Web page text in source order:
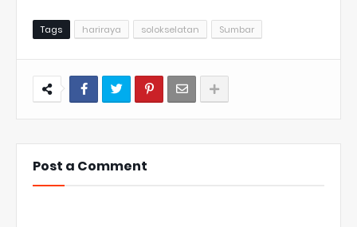
Tags hariraya solokselatan Sumbar
Post a Comment